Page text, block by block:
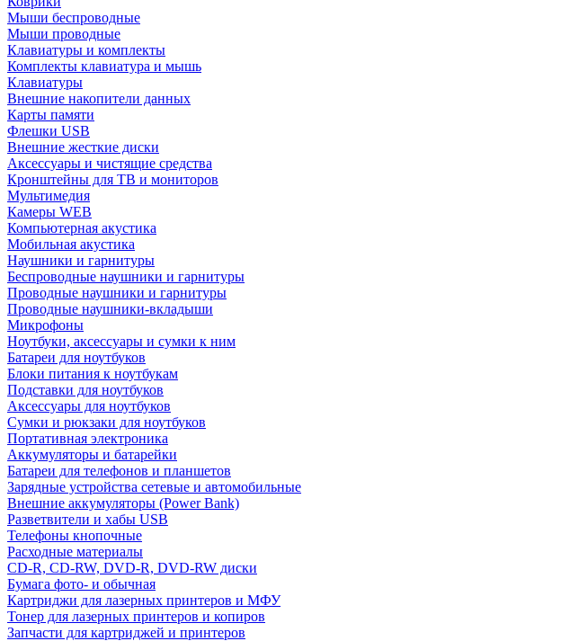
Мыши беспроводные
Мыши проводные
Клавиатуры и комплекты
Комплекты клавиатура и мышь
Клавиатуры
Внешние накопители данных
Карты памяти
Флешки USB
Внешние жесткие диски
Аксессуары и чистящие средства
Кронштейны для ТВ и мониторов
Мультимедия
Камеры WEB
Компьютерная акустика
Мобильная акустика
Наушники и гарнитуры
Беспроводные наушники и гарнитуры
Проводные наушники и гарнитуры
Проводные наушники-вкладыши
Микрофоны
Ноутбуки, аксессуары и сумки к ним
Батареи для ноутбуков
Блоки питания к ноутбукам
Подставки для ноутбуков
Аксессуары для ноутбуков
Сумки и рюкзаки для ноутбуков
Портативная электроника
Аккумуляторы и батарейки
Батареи для телефонов и планшетов
Зарядные устройства сетевые и автомобильные
Внешние аккумуляторы (Power Bank)
Разветвители и хабы USB
Телефоны кнопочные
Расходные материалы
CD-R, CD-RW, DVD-R, DVD-RW диски
Бумага фото- и обычная
Картриджи для лазерных принтеров и МФУ
Тонер для лазерных принтеров и копиров
Запчасти для картриджей и принтеров